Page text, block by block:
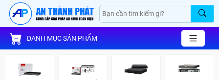
DANH MỤC SẢN PHẨM